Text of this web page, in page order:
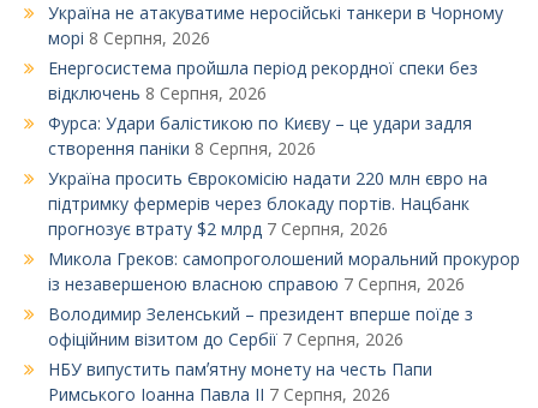
Україна не атакуватиме неросійські танкери в Чорному
морі 8 Серпня, 2026
Енергосистема пройшла період рекордної спеки без
відключень 8 Серпня, 2026
Фурса: Удари балістикою по Києву – це удари задля
створення паніки 8 Серпня, 2026
Україна просить Єврокомісію надати 220 млн євро на
підтримку фермерів через блокаду портів. Нацбанк
прогнозує втрату $2 млрд 7 Серпня, 2026
Микола Греков: самопроголошений моральний прокурор
із незавершеною власною справою 7 Серпня, 2026
Володимир Зеленський – президент вперше поїде з
офіційним візитом до Сербії 7 Серпня, 2026
НБУ випустить памʼятну монету на честь Папи
Римського Іоанна Павла ІІ 7 Серпня, 2026